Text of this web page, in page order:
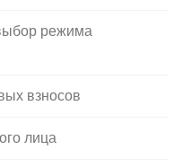
режима
взносов
лица